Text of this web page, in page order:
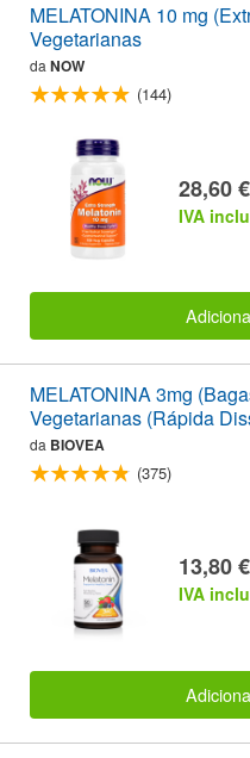
MELATONINA 10 mg
Vegetarianas
da NOW
(144)
28,60 €
IVA
MELATONINA 3mg
Vegetarianas (Rápida
da BIOVEA
(375)
13,80 €
IVA